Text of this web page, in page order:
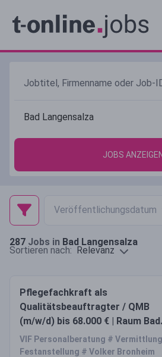
JOBS
Veröffentlichungsdatum
287 Jobs in Bad Langensalza
Sortieren nach: Relevanz
Pflegefachkraft als
Qualitätsbeauftragter / QMB
(m/w/d) bis 68.000 € | Raum Bad
Langensalza
VIF Personalberatung #
Festanstellung # Volker Bronheim